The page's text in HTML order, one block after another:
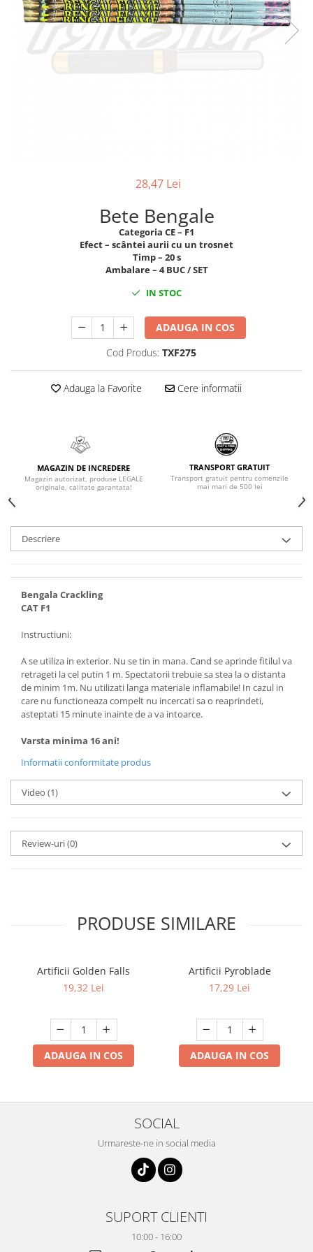
28,47 Lei
Bete Bengale
Categoria CE – F1
Efect – scântei aurii cu un trosnet
Timp – 20 s
Ambalare – 4 BUC / SET
IN STOC
ADAUGA IN COS
Cod Produs: TXF275
Adauga la Favorite Cere informatii
MAGAZIN DE INCREDERE
Magazin autorizat, produse LEGALE
originale, calitate garantata!
TRANSPORT GRATUIT
Transport gratuit pentru comenzile
mai mari de 500 lei
Descriere
Bengala Crackling
CAT F1
Instructiuni:
A se utiliza in exterior. Nu se tin in mana. Cand se aprinde fitilul va
retrageti la cel putin 1 m. Spectatorii trebuie sa stea la o distanta
de minim 1m. Nu utilizati langa materiale inflamabile! In cazul in
care nu functioneaza compelt nu incercati sa o reaprindeti,
asteptati 15 minute inainte de a va intoarce.
Varsta minima 16 ani!
Informatii conformitate produs
Video (1)
Review-uri(0)
PRODUSE SIMILARE
Artificii Golden Falls
19,32 Lei
ADAUGA IN COS
Artificii Pyroblade
17,29 Lei
ADAUGA IN COS
SOCIAL
Urmareste-ne in social media
SUPORT CLIENTI
10:00 - 16:00